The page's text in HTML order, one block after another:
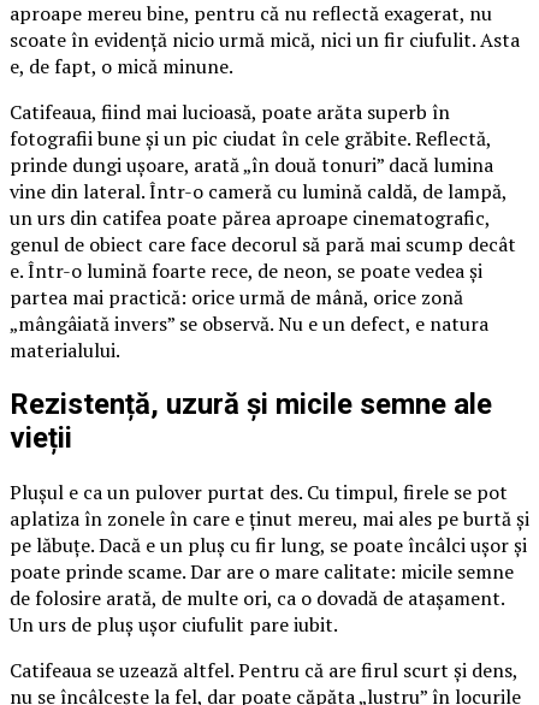
aproape mereu bine, pentru că nu reflectă exagerat, nu
scoate în evidență nicio urmă mică, nici un fir ciufulit. Asta
e, de fapt, o mică minune.
Catifeaua, fiind mai lucioasă, poate arăta superb în
fotografii bune și un pic ciudat în cele grăbite. Reflectă,
prinde dungi ușoare, arată „în două tonuri” dacă lumina
vine din lateral. Într-o cameră cu lumină caldă, de lampă,
un urs din catifea poate părea aproape cinematografic,
genul de obiect care face decorul să pară mai scump decât
e. Într-o lumină foarte rece, de neon, se poate vedea și
partea mai practică: orice urmă de mână, orice zonă
„mângâiată invers” se observă. Nu e un defect, e natura
materialului.
Rezistență, uzură și micile semne ale
vieții
Plușul e ca un pulover purtat des. Cu timpul, firele se pot
aplatiza în zonele în care e ținut mereu, mai ales pe burtă și
pe lăbuțe. Dacă e un pluș cu fir lung, se poate încâlci ușor și
poate prinde scame. Dar are o mare calitate: micile semne
de folosire arată, de multe ori, ca o dovadă de atașament.
Un urs de pluș ușor ciufulit pare iubit.
Catifeaua se uzează altfel. Pentru că are firul scurt și dens,
nu se încâlcește la fel, dar poate căpăta „lustru” în locurile